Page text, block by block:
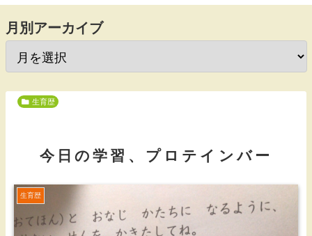
月別アーカイブ
生育歴
今日の学習、プロテインバー
生育歴